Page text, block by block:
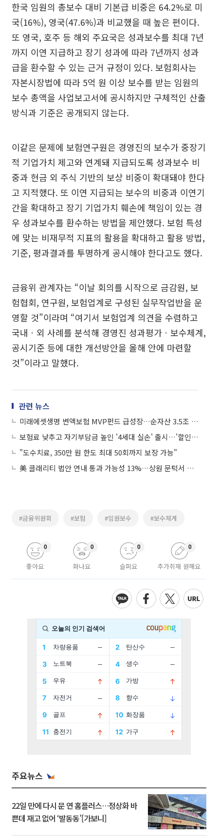
한국 임원의 총보수 대비 기본급 비중은 64.2%로 미
국(16%), 영국(47.6%)과 비교했을 때 높은 편이다.
또 영국, 호주 등 해외 주요국은 성과보수를 최대 7년
까지 이연 지급하고 장기 성과에 따라 7년까지 성과
급을 환수할 수 있는 근거 규정이 있다. 보험회사는
자본시장법에 따라 5억 원 이상 보수를 받는 임원의
보수 총액을 사업보고서에 공시하지만 구체적인 산출
방식과 기준은 공개되지 않는다.
이같은 문제에 보험연구원은 경영진의 보수가 중장기
적 기업가치 제고와 연계돼 지급되도록 성과보수 비
중과 현금 외 주식 기반의 보상 비중이 확대돼야 한다
고 지적했다. 또 이연 지급되는 보수의 비중과 이연기
간을 확대하고 장기 기업가치 훼손에 책임이 있는 경
우 성과보수를 환수하는 방법을 제안했다. 보험 특성
에 맞는 비재무적 지표의 활용을 확대하고 활용 방법,
기준, 평과결과를 투명하게 공시해야 한다고도 했다.
금융위 관계자는 “이날 회의를 시작으로 금감원, 보
험협회, 연구원, 보험업계로 구성된 실무작업반을 운
영할 것”이라며 “여기서 보험업계 의견을 수렴하고
국내ㆍ외 사례를 분석해 경영진 성과평가ㆍ보수체계,
공시기준 등에 대한 개선방안을 올해 안에 마련할
것”이라고 말했다.
관련 뉴스
미래에셋생명 변액보험 MVP펀드 급성장…순자산 3.5조 돌파
보험료 낮추고 자기부담금 높인 '4세대 실손' 출시…'할인제도' 유지
"도수치료, 350만 원 한도 최대 50회까지 보장 가능"
美 클래리티 법안 연내 통과 가능성 13%…상원 문턱서 제동
#금융위원회 #보험 #임원보수 #보수체계
좋아요
0
화나요
0
슬퍼요
0
추가취재 원해요
0
주요뉴스
22일 만에 다시 문 연 홈플러스…정상화 바
쁜데 재고 없어 ‘발동동’[가보니]